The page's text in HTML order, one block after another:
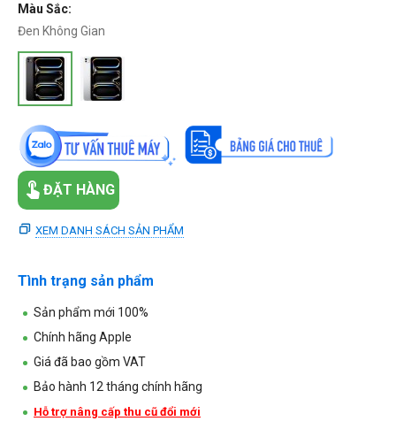
Màu Sắc:
Đen Không Gian
ĐẶT HÀNG
XEM DANH SÁCH SẢN PHẨM
Tình trạng sản phẩm
Sản phẩm mới 100%
Chính hãng Apple
Giá đã bao gồm VAT
Bảo hành 12 tháng chính hãng
Hỗ trợ nâng cấp thu cũ đổi mới